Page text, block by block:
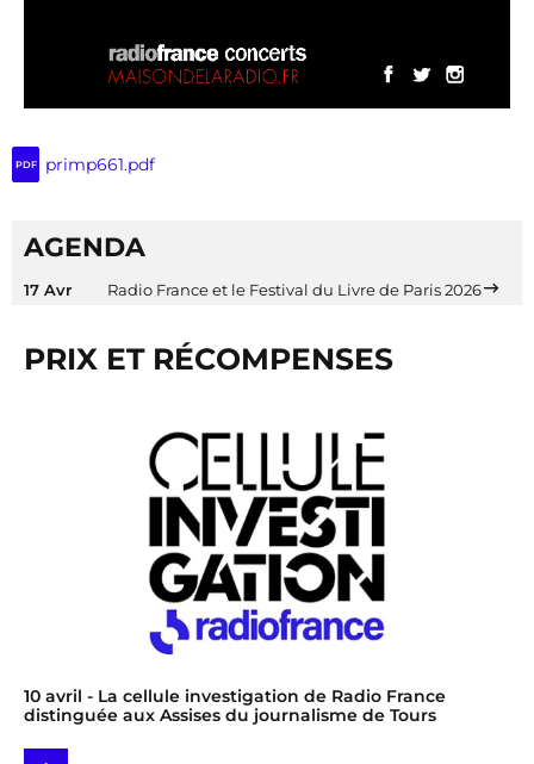
PDF primp661.pdf
AGENDA
17 Avr Radio France et le Festival du Livre de Paris 2026
PRIX ET RÉCOMPENSES
10 avril - La cellule investigation de Radio France
distinguée aux Assises du journalisme de Tours